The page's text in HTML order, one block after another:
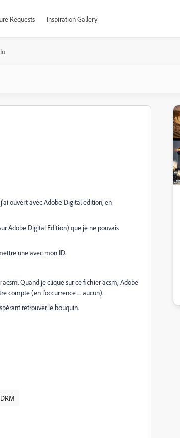
Requests Inspiration Gallery
ouvert avec Adobe Digital edition, en
Adobe Digital Edition) que je ne pouvais
une avec mon ID.
Quand je clique sur ce fichier acsm, Adobe
compte (en l'occurrence .... aucun).
retrouver le bouquin.
DRM